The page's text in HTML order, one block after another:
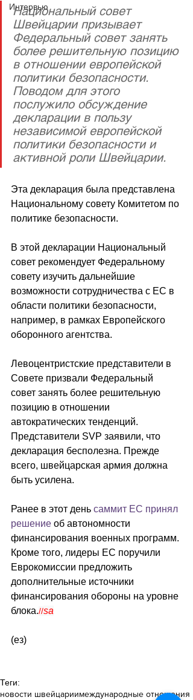
Интервью
Национальный совет
Швейцарии призывает
Федеральный совет занять
более решительную позицию
в отношении европейской
политики безопасности.
Поводом для этого
послужило обсуждение
декларации в пользу
независимой европейской
политики безопасности и
активной роли Швейцарии.
Эта декларация была представлена
Национальному совету Комитетом по
политике безопасности.
В этой декларации Национальный
совет рекомендует Федеральному
совету изучить дальнейшие
возможности сотрудничества с ЕС в
области политики безопасности,
например, в рамках Европейского
оборонного агентства.
Левоцентристские представители в
Совете призвали Федеральный
совет занять более решительную
позицию в отношении
автократических тенденций.
Представители SVP заявили, что
декларация бесполезна. Прежде
всего, швейцарская армия должна
быть усилена.
Ранее в этот день саммит ЕС принял
решение об автономности
финансирования военных программ.
Кроме того, лидеры ЕС поручили
Еврокомиссии предложить
дополнительные источники
финансирования обороны на уровне
блока.//sa
(ез)
Теги:
новости швейцариимеждународные отношения